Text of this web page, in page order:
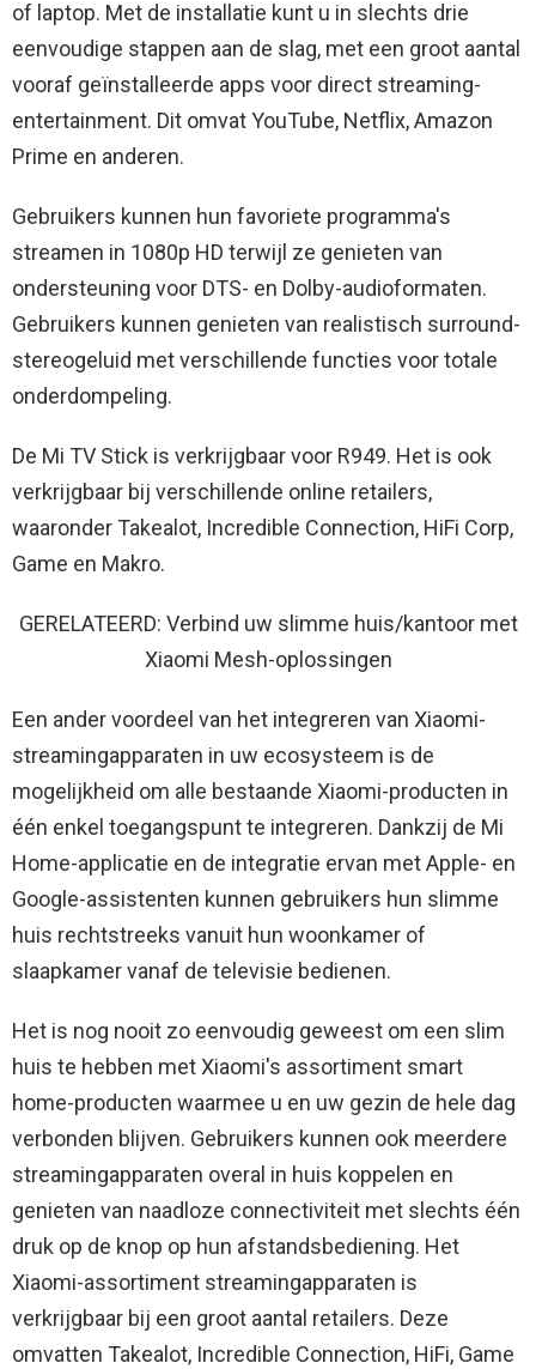
of laptop. Met de installatie kunt u in slechts drie
eenvoudige stappen aan de slag, met een groot aantal
vooraf geïnstalleerde apps voor direct streaming-
entertainment. Dit omvat YouTube, Netflix, Amazon
Prime en anderen.
Gebruikers kunnen hun favoriete programma's
streamen in 1080p HD terwijl ze genieten van
ondersteuning voor DTS- en Dolby-audioformaten.
Gebruikers kunnen genieten van realistisch surround-
stereogeluid met verschillende functies voor totale
onderdompeling.
De Mi TV Stick is verkrijgbaar voor R949. Het is ook
verkrijgbaar bij verschillende online retailers,
waaronder Takealot, Incredible Connection, HiFi Corp,
Game en Makro.
GERELATEERD: Verbind uw slimme huis/kantoor met
Xiaomi Mesh-oplossingen
Een ander voordeel van het integreren van Xiaomi-
streamingapparaten in uw ecosysteem is de
mogelijkheid om alle bestaande Xiaomi-producten in
één enkel toegangspunt te integreren. Dankzij de Mi
Home-applicatie en de integratie ervan met Apple- en
Google-assistenten kunnen gebruikers hun slimme
huis rechtstreeks vanuit hun woonkamer of
slaapkamer vanaf de televisie bedienen.
Het is nog nooit zo eenvoudig geweest om een ​​slim
huis te hebben met Xiaomi's assortiment smart
home-producten waarmee u en uw gezin de hele dag
verbonden blijven. Gebruikers kunnen ook meerdere
streamingapparaten overal in huis koppelen en
genieten van naadloze connectiviteit met slechts één
druk op de knop op hun afstandsbediening. Het
Xiaomi-assortiment streamingapparaten is
verkrijgbaar bij een groot aantal retailers. Deze
omvatten Takealot, Incredible Connection, HiFi, Game